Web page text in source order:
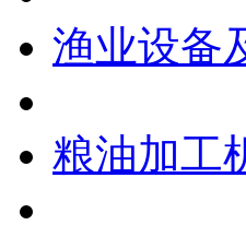
渔业设备
粮油加工